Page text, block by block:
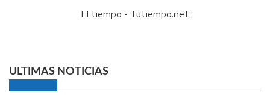
El tiempo - Tutiempo.net
ULTIMAS NOTICIAS